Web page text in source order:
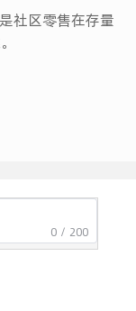
数字化？
社区零售在存量
0 / 200